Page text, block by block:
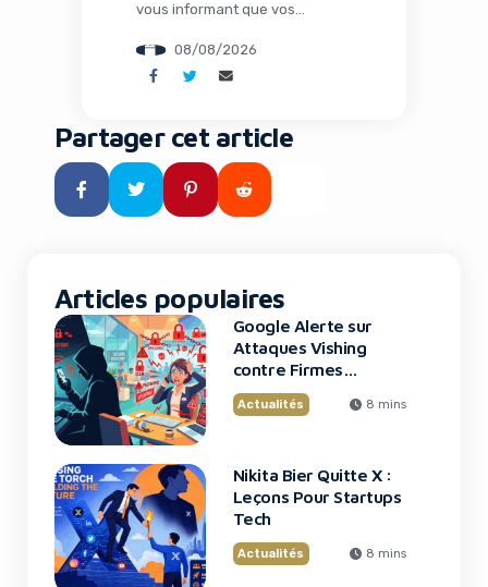
vous informant que vos
volées. C’est exactement ce qui
vient d’arriver aux clients de
réparables. Cette affaire, loin
d’être un simple incident isolé,
révèle les vulnérabilités
persistantes des écosystèmes
08/08/2026
Partager cet article
Articles populaires
Google Alerte sur
Attaques Vishing
contre Firmes
Financières
Actualités 8 mins
Nikita Bier Quitte X :
Leçons Pour Startups
Tech
Actualités 8 mins